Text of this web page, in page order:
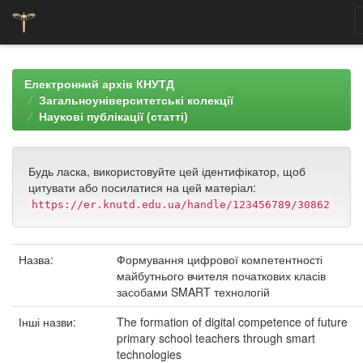
navigationЕлектронний архів КНУТД
Загальноуніверситетські колекції
Наукові публікації (статті)
Будь ласка, використовуйте цей ідентифікатор, щоб
цитувати або посилатися на цей матеріал:
https://er.knutd.edu.ua/handle/123456789/30862
Назва:
Формування цифрової компетентності
майбутнього вчителя початкових класів
засобами SMART технологій
Інші назви:
The formation of digital competence of future
primary school teachers through smart
technologies